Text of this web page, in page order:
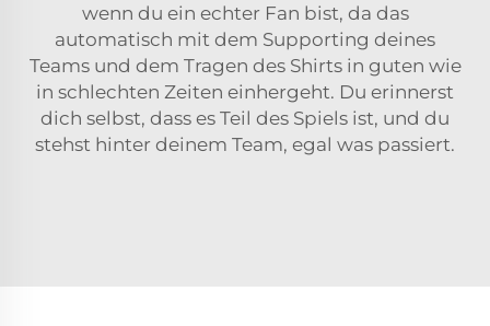
wenn du ein echter Fan bist, da das
automatisch mit dem Supporting deines
Teams und dem Tragen des Shirts in guten wie
in schlechten Zeiten einhergeht. Du erinnerst
dich selbst, dass es Teil des Spiels ist, und du
stehst hinter deinem Team, egal was passiert.